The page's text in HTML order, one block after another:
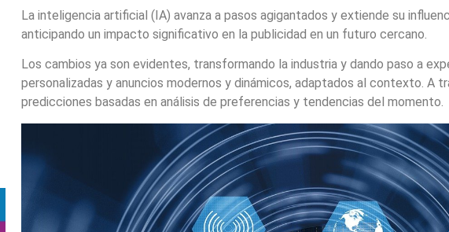
La inteligencia artificial (IA) avanza a pasos agigantados y extiende su
anticipando un impacto significativo en la publicidad en un futuro cercano.
Los cambios ya son evidentes, transformando la industria y dando paso a
personalizadas y anuncios modernos y dinámicos, adaptados al contexto. A
predicciones basadas en análisis de preferencias y tendencias del momento.